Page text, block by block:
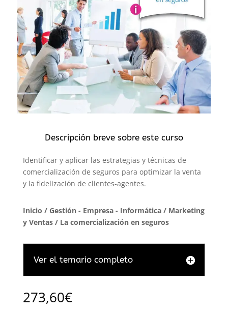
Descripción breve sobre este curso
Identificar y aplicar las estrategias y técnicas de
comercialización de seguros para optimizar la venta
y la fidelización de clientes-agentes.
Inicio / Gestión - Empresa - Informática/ Marketing
y Ventas/ La comercialización en seguros
Ver el temario completo
273,60€